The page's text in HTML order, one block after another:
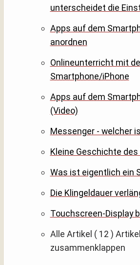
unterscheidet die
Apps auf dem
anordnen
Onlineunterricht mit
Smartphone/iPhone
Apps auf dem
(Video)
Messenger - welcher
Kleine Geschichte
Was ist eigentlich ein
Die Klingeldauer
Touchscreen-Display
Alle Artikel ( 12 ) Artikel
zusammenklappen